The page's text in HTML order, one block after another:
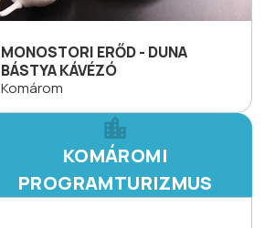
MONOSTORI ERŐD - DUNA
BÁSTYA KÁVÉZÓ
Komárom
KOMÁROMI
PROGRAMTURIZMUS